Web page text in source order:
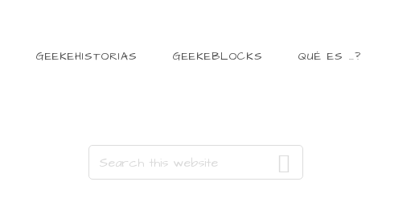
GEEKEHISTORIAS GEEKEBLOCKS QUÉ ES …?
Primary
Search
this